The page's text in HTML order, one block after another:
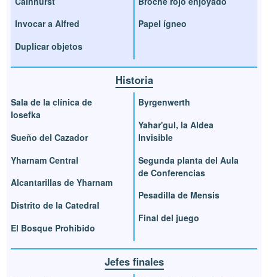
Invocar a Alfred
Duplicar objetos
Papel ígneo
Historia
Sala de la clínica de
Iosefka
Sueño del Cazador
Yharnam Central
Alcantarillas de Yharnam
Distrito de la Catedral
El Bosque Prohibido
Byrgenwerth
Yahar'gul, la Aldea
Invisible
Segunda planta del Aula
de Conferencias
Pesadilla de Mensis
Final del juego
Jefes finales